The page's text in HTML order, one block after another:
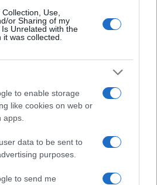
Use,
or Sharing of my
Unrelated with the
was collected.
to enable storage
like cookies on web or
data to be sent to
purposes.
to send me
una linea editoriale orientata
Cronista generalista,
cassetto annotazioni di un